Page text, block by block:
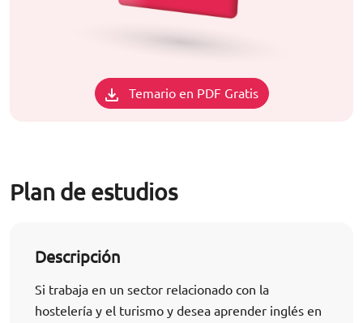
Temario en PDF Gratis
Plan de estudios
Descripción
Si trabaja en un sector relacionado con la
hostelería y el turismo y desea aprender inglés en